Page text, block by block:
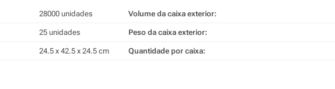
28000 unidades
25 unidades
24.5 x 42.5 x 24.5 cm
Volume da caixa exterior:
Peso da caixa exterior:
Quantidade por caixa: